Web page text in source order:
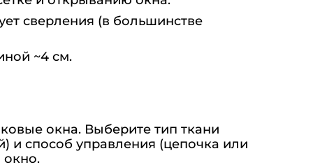
сверления (в большинстве
~4 см.
окна. Выберите тип ткани
и способ управления (цепочка или
окно.